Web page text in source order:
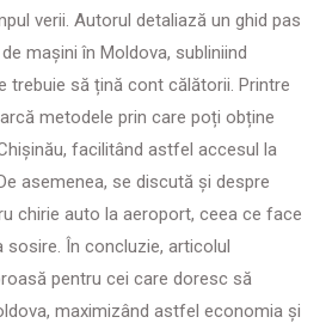
verii. Autorul detaliază un ghid pas
mașini în Moldova, subliniind
trebuie să țină cont călătorii. Printre
metodele prin care poți obține
facilitând astfel accesul la
asemenea, se discută și despre
chirie auto la aeroport, ceea ce face
În concluzie, articolul
pentru cei care doresc să
maximizând astfel economia și